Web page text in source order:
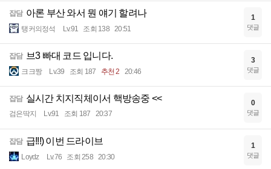
잡담 아론 부산 와서 뭔 얘기 할려나
탱커의정석 Lv.91 조회 138 20:51
1
댓글
잡담 브3 빠대 코드 입니다.
크크짱 Lv.39 조회 187 추천 2 20:46
3
댓글
잡담 실시간 치지직체이서 핵방송중 <<
검은딱지 Lv.91 조회 187 20:37
0
댓글
잡담 급!!!) 이번 드라이브
Loydz Lv.76 조회 258 20:30
1
댓글